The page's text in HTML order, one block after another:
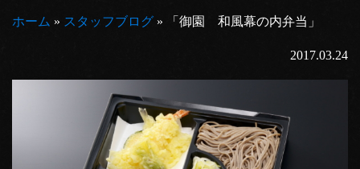
ホーム » スタッフブログ » 「御園 和風幕の内弁当」
2017.03.24